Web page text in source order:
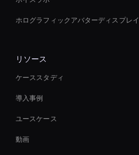
ホログラフィックアバターディスプレイ
リソース
ケーススタディ
導入事例
ユースケース
動画